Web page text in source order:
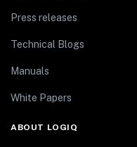
Press releases
Technical Blogs
Manuals
White Papers
ABOUT LOGIQ